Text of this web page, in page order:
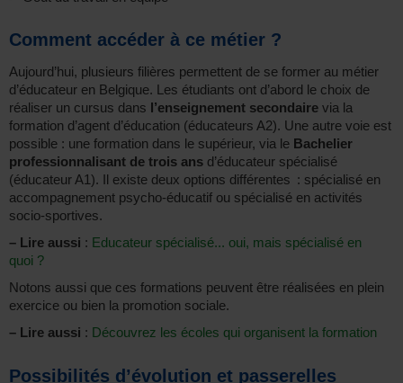
Comment accéder à ce métier ?
Aujourd’hui, plusieurs filières permettent de se former au métier
d’éducateur en Belgique. Les étudiants ont d’abord le choix de
réaliser un cursus dans l’enseignement secondaire via la
formation d’agent d’éducation (éducateurs A2). Une autre voie est
possible : une formation dans le supérieur, via le Bachelier
professionnalisant de trois ans d’éducateur spécialisé
(éducateur A1). Il existe deux options différentes : spécialisé en
accompagnement psycho-éducatif ou spécialisé en activités
socio-sportives.
– Lire aussi : Educateur spécialisé... oui, mais spécialisé en
quoi ?
Notons aussi que ces formations peuvent être réalisées en plein
exercice ou bien la promotion sociale.
– Lire aussi : Découvrez les écoles qui organisent la formation
Possibilités d’évolution et passerelles